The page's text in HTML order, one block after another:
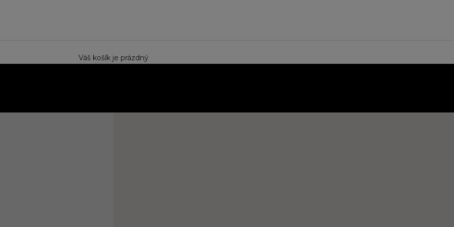
Váš košík je prázdný
Speciální cena